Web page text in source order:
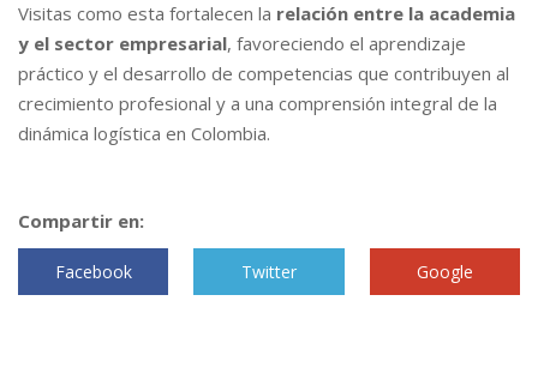
Visitas como esta fortalecen la relación entre la academia
y el sector empresarial, favoreciendo el aprendizaje
práctico y el desarrollo de competencias que contribuyen al
crecimiento profesional y a una comprensión integral de la
dinámica logística en Colombia.
Compartir en:
Facebook Twitter Google